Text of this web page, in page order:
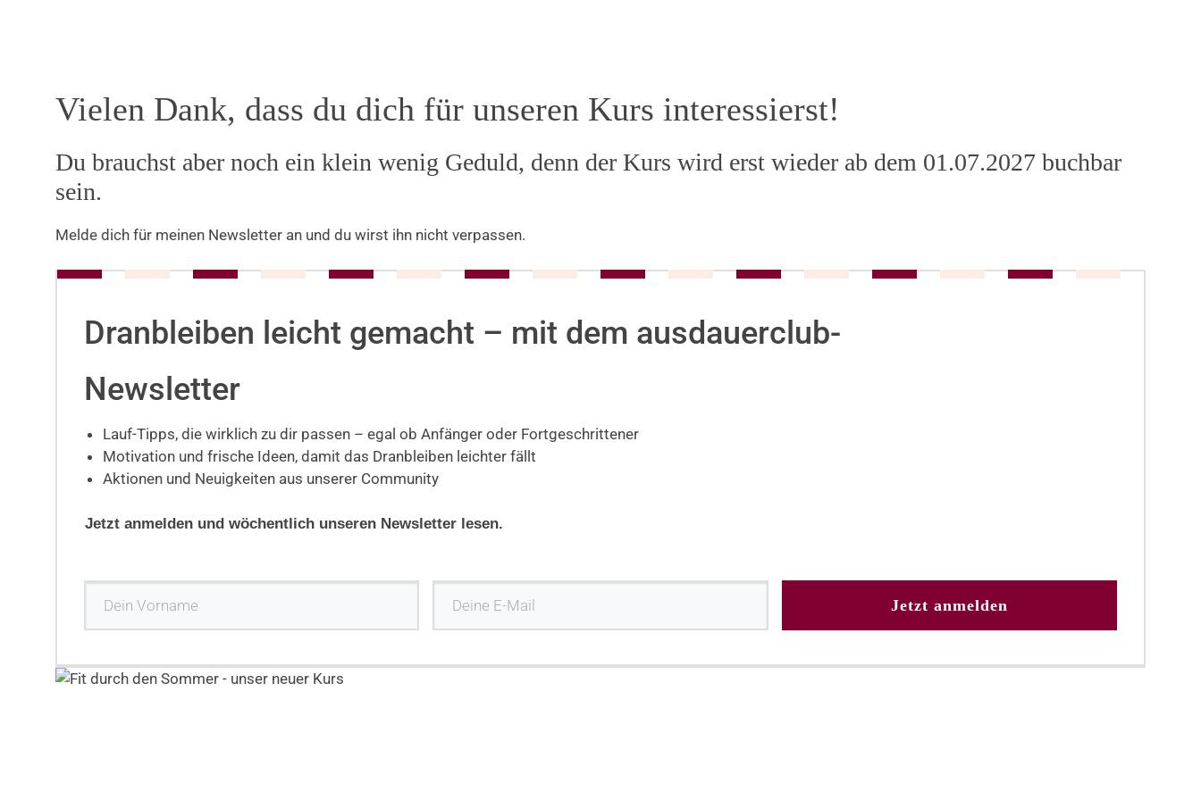
Vielen Dank, dass du dich für unseren Kurs interessierst!
Du brauchst aber noch ein klein wenig Geduld, denn der Kurs wird erst wieder ab dem 01.07.2027 buchbar
sein.
Melde dich für meinen Newsletter an und du wirst ihn nicht verpassen.
Dranbleiben leicht gemacht – mit dem ausdauerclub-
Newsletter
Lauf-Tipps, die wirklich zu dir passen – egal ob Anfänger oder Fortgeschrittener
Motivation und frische Ideen, damit das Dranbleiben leichter fällt
Aktionen und Neuigkeiten aus unserer Community
Jetzt anmelden und wöchentlich unseren Newsletter lesen.
Jetzt anmelden